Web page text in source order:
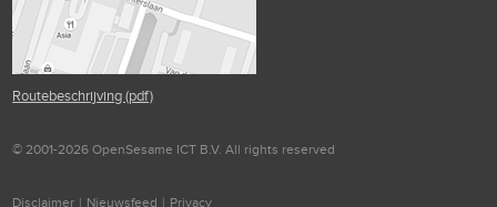
Routebeschrijving (pdf)
© 2001-2026 OpenSesame ICT B.V. All rights reserved
Disclaimer | Nieuwsfeed | Privacy